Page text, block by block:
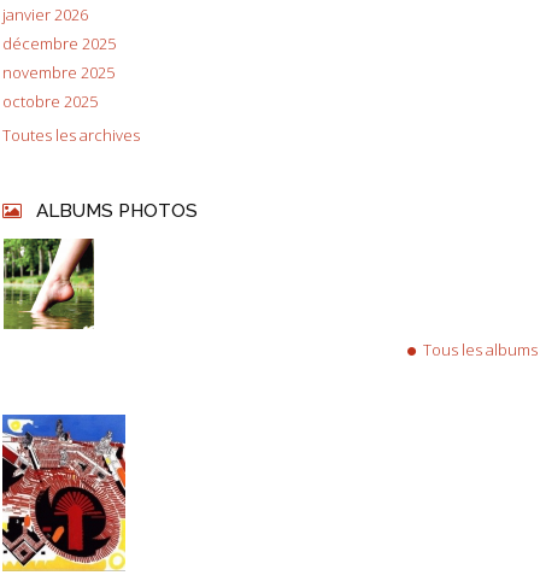
janvier 2026
décembre 2025
novembre 2025
octobre 2025
Toutes les archives
ALBUMS PHOTOS
Tous les albums